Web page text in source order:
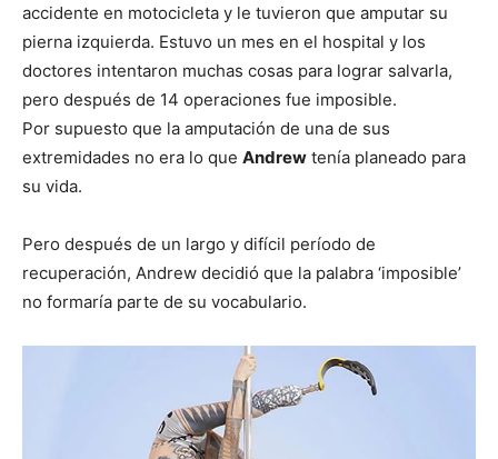
accidente en motocicleta y le tuvieron que amputar su
pierna izquierda. Estuvo un mes en el hospital y los
doctores intentaron muchas cosas para lograr salvarla,
pero después de 14 operaciones fue imposible.
Por supuesto que la amputación de una de sus
extremidades no era lo que Andrew tenía planeado para
su vida.
Pero después de un largo y difícil período de
recuperación, Andrew decidió que la palabra ‘imposible’
no formaría parte de su vocabulario.